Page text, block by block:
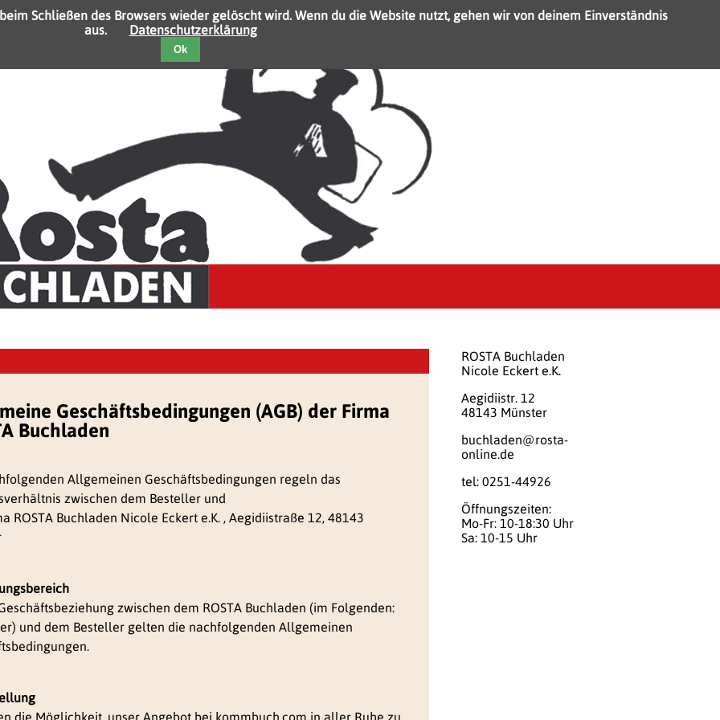
Geschäftsbedingungen (AGB) der Firma
Buchladen
Allgemeinen Geschäftsbedingungen regeln das
zwischen dem Besteller und
ROSTA Buchladen Nicole Eckert e.K. , Aegidiistraße 12, 48143
zwischen dem ROSTA Buchladen (im Folgenden:
und dem Besteller gelten die nachfolgenden Allgemeinen
die Möglichkeit, unser Angebot bei kommbuch.com in aller Ruhe zu
ROSTA Buchladen
Nicole Eckert e.K.
Aegidiistr. 12
48143 Münster
buchladen@rosta-
online.de
tel: 0251-44926
Öffnungszeiten:
Mo-Fr: 10-18:30 Uhr
Sa: 10-15 Uhr
Schließen des Browsers wieder gelöscht wird. Wenn du die Website nutzt, gehen wir von deinem Einverständnis
aus.
Datenschutzerklärung
Ok